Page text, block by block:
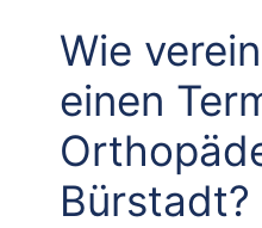
Wie
einen
Bürstadt?